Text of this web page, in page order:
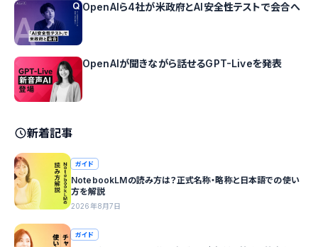
OpenAIら4社が米政府とAI安全性テストで会合へ
OpenAIが聞きながら話せるGPT-Liveを発表
新着記事
ガイド
NotebookLMの読み方は？正式名称・略称と日本語での使い
方を解説
2026年8月7日
ガイド